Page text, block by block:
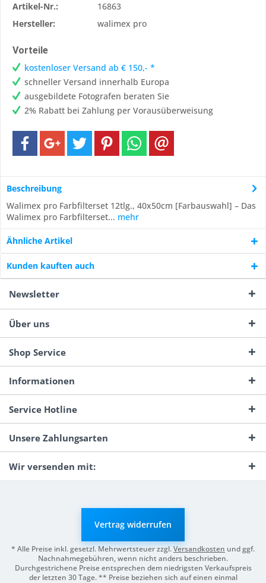
Artikel-Nr.:
16863
Hersteller:
walimex pro
Vorteile
kostenloser Versand ab € 150,- *
schneller Versand innerhalb Europa
ausgebildete Fotografen beraten Sie
2% Rabatt bei Zahlung per Vorausüberweisung
Beschreibung
Walimex pro Farbfilterset 12tlg., 40x50cm [Farbauswahl] – Das
Walimex pro Farbfilterset... mehr
Ähnliche Artikel
Kunden kauften auch
Newsletter
Über uns
Shop Service
Informationen
Service Hotline
Unsere Zahlungsarten
Wir versenden mit:
Vertrag widerrufen
* Alle Preise inkl. gesetzl. Mehrwertsteuer zzgl.Versandkosten und ggf.
Nachnahmegebühren, wenn nicht anders beschrieben.
Durchgestrichene Preise entsprechen dem niedrigsten Verkaufspreis
der letzten 30 Tage. ** Preise beziehen sich auf einen einmal